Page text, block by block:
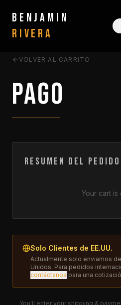
BENJAMIN
RIVERA
VOLVER AL CARRITO
Pago
Resumen del Pedido
Your cart is
Solo Clientes de EE.UU.
Actualmente solo enviamos
Unidos. Para pedidos
contáctanos para una
You'll enter your shipping &